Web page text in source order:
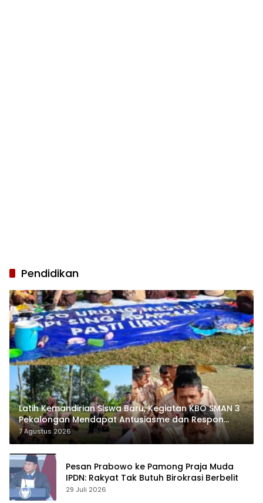
Pendidikan
Latih Kemandirian Siswa Baru, Kegiatan KBO SMAN 3
Pekalongan Mendapat Antusiasme dan Respon
Positif Orang Tua Murid
7 Agustus 2026
Pesan Prabowo ke Pamong Praja Muda
IPDN: Rakyat Tak Butuh Birokrasi Berbelit
29 Juli 2026